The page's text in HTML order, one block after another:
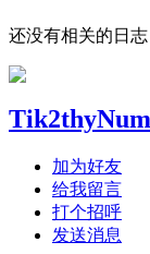
还没有相关的日志
Tik2thyNum
加为好友
给我留言
打个招呼
发送消息